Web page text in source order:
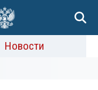
Новости